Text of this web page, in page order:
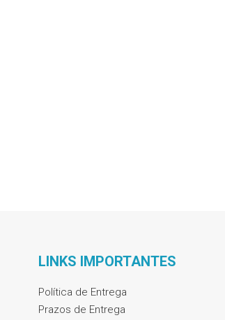
LINKS IMPORTANTES
Política de Entrega
Prazos de Entrega